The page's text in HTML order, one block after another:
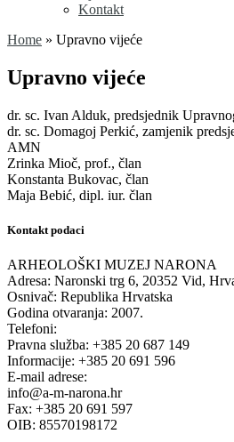
Kontakt
Home » Upravno vijeće
Upravno vijeće
dr. sc. Ivan Alduk, predsjednik
dr. sc. Domagoj Perkić, zamjenik
AMN
Zrinka Mioč, prof., član
Konstanta Bukovac, član
Maja Bebić, dipl. iur. član
Kontakt podaci
ARHEOLOŠKI MUZEJ NARONA
Adresa: Naronski trg 6, 20352 Vid,
Osnivač: Republika Hrvatska
Godina otvaranja: 2007.
Telefoni:
Pravna služba: +385 20 687 149
Informacije: +385 20 691 596
E-mail adrese:
info@a-m-narona.hr
Fax: +385 20 691 597
OIB: 85570198172